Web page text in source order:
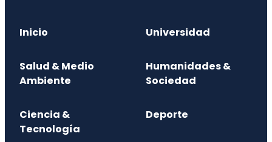
Inicio Universidad
Salud & Medio
Ambiente
Humanidades &
Sociedad
Ciencia &
Tecnología
Deporte